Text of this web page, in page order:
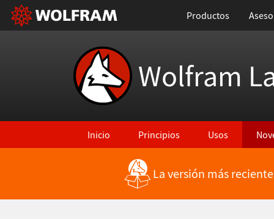
Productos
Wolfram
Inicio Principios Usos
Regresar a Características más recientes
La versión más